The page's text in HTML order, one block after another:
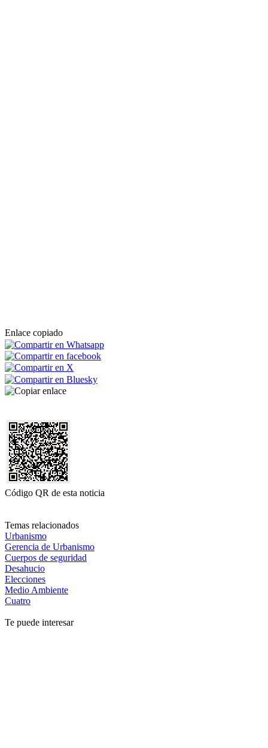
Enlace copiado
Código QR de esta noticia
Temas relacionados
Urbanismo
Gerencia de Urbanismo
Cuerpos de seguridad
Desahucio
Elecciones
Medio Ambiente
Cuatro
Te puede interesar